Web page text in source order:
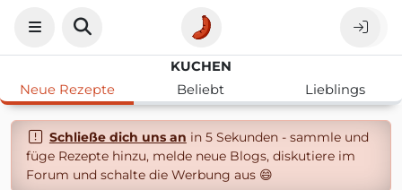
KUCHEN
Neue Rezepte
Beliebt Lieblings
Schließe dich uns an in 5 Sekunden - sammle und
füge Rezepte hinzu, melde neue Blogs, diskutiere im
Forum und schalte die Werbung aus 😄